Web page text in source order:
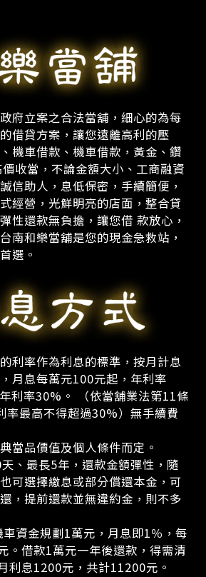
府立案之合法當舖，細心的為每
借貸方案，讓您遠離高利的壓
機車借款、機車借款，黃金、鑽
收當，不論金額大小、工商融資
信助人，息低保密，手續簡便，
經營，光鮮明亮的店面，整合貸
性還款無負擔，讓您借 款放心，
南和樂當舖是您的現金急救站，
選。
利率作為利息的標準，按月計息
，月息每萬元100元起，年利率
利率30%。 （依當舖業法第11條
率最高不得超過30%）無手續費
當品價值及個人條件而定。
、最長5年，還款金額彈性，隨
可選擇繳息或部分償還本金，可
，提前還款並無違約金，則不多
資金規劃1萬元，月息即1％，每
。借款1萬元一年後還款，得需清
利息1200元，共計11200元。